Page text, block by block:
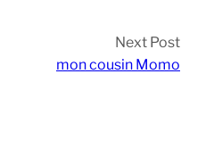
Next Post
mon cousin Momo